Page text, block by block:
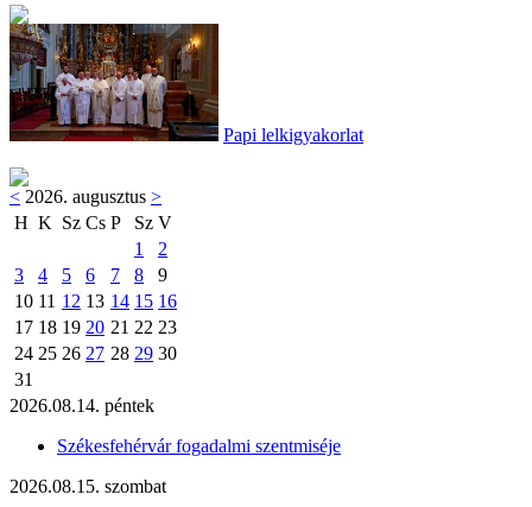
Papi lelkigyakorlat
< 2026. augusztus >
H K Sz Cs P Sz V
1
2
3
4 5 6 7 8
9
10 11 12 13 14 15 16
17 18 19 20 21 22 23
24 25 26 27 28 29 30
31
2026.08.14. péntek
Székesfehérvár fogadalmi szentmiséje
2026.08.15. szombat